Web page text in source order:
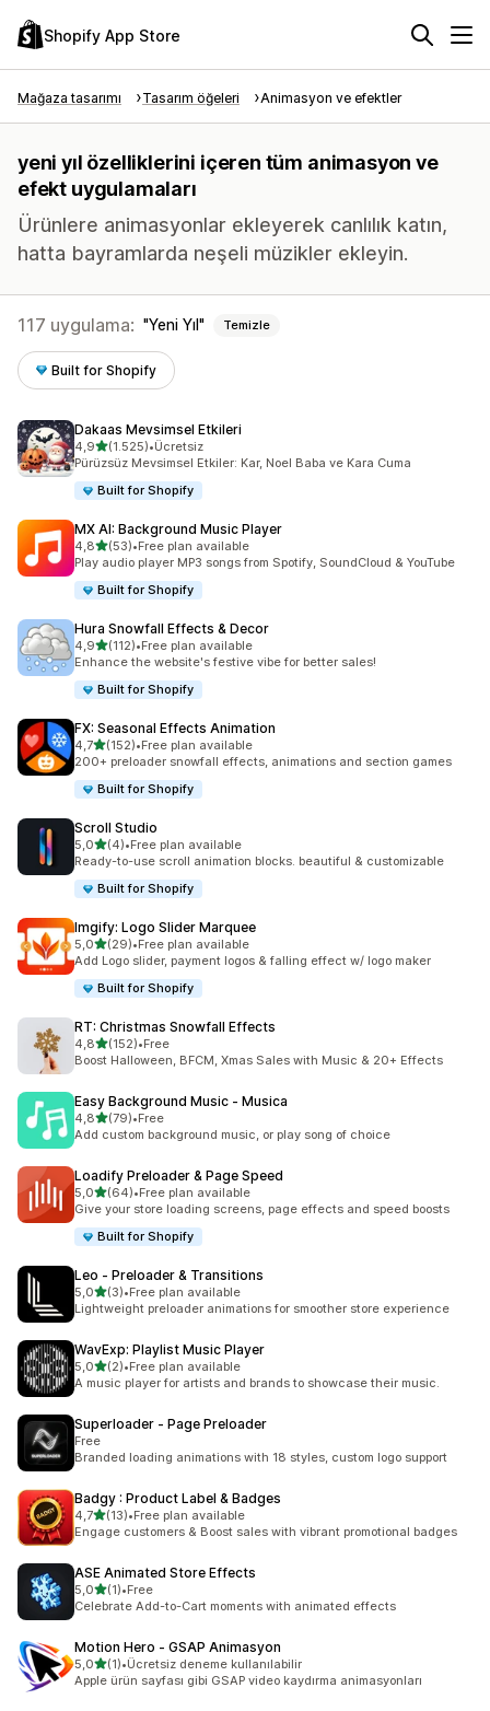
Shopify App Store
Mağaza tasarımı Tasarım öğeleri Animasyon ve efektler
yeni yıl özelliklerini içeren tüm animasyon ve
efekt uygulamaları
Ürünlere animasyonlar ekleyerek canlılık katın,
hatta bayramlarda neşeli müzikler ekleyin.
117 uygulama: Yeni Yıl Temizle
Built for Shopify
Dakaas Mevsimsel Etkileri
4,95 yıldız üzerinden
(1.525)
toplam 1525 değerlendirme
•Ücretsiz
Pürüzsüz Mevsimsel Etkiler: Kar, Noel Baba ve Kara Cuma
Built for Shopify
MX AI: Background Music Player
4,85 yıldız üzerinden
(53)
toplam 53 değerlendirme
•Free plan available
Play audio player MP3 songs from Spotify, SoundCloud & YouTube
Built for Shopify
Hura Snowfall Effects & Decor
4,95 yıldız üzerinden
(112)
toplam 112 değerlendirme
•Free plan available
Enhance the website's festive vibe for better sales!
Built for Shopify
FX: Seasonal Effects Animation
4,75 yıldız üzerinden
(152)
toplam 152 değerlendirme
•Free plan available
200+ preloader snowfall effects, animations and section games
Built for Shopify
Scroll Studio
5,05 yıldız üzerinden
(4)
toplam 4 değerlendirme
•Free plan available
Ready-to-use scroll animation blocks. beautiful & customizable
Built for Shopify
Imgify: Logo Slider Marquee
5,05 yıldız üzerinden
(29)
toplam 29 değerlendirme
•Free plan available
Add Logo slider, payment logos & falling effect w/ logo maker
Built for Shopify
RT: Christmas Snowfall Effects
4,85 yıldız üzerinden
(152)
toplam 152 değerlendirme
•Free
Boost Halloween, BFCM, Xmas Sales with Music & 20+ Effects
Easy Background Music ‑ Musica
4,85 yıldız üzerinden
(79)
toplam 79 değerlendirme
•Free
Add custom background music, or play song of choice
Loadify Preloader & Page Speed
5,05 yıldız üzerinden
(64)
toplam 64 değerlendirme
•Free plan available
Give your store loading screens, page effects and speed boosts
Built for Shopify
Leo ‑ Preloader & Transitions
5,05 yıldız üzerinden
(3)
toplam 3 değerlendirme
•Free plan available
Lightweight preloader animations for smoother store experience
WavExp: Playlist Music Player
5,05 yıldız üzerinden
(2)
toplam 2 değerlendirme
•Free plan available
A music player for artists and brands to showcase their music.
Superloader ‑ Page Preloader
Free
Branded loading animations with 18 styles, custom logo support
Badgy : Product Label & Badges
4,75 yıldız üzerinden
(13)
toplam 13 değerlendirme
•Free plan available
Engage customers & Boost sales with vibrant promotional badges
ASE Animated Store Effects
5,05 yıldız üzerinden
(1)
toplam 1 değerlendirme
•Free
Celebrate Add-to-Cart moments with animated effects
Motion Hero ‑ GSAP Animasyon
5,05 yıldız üzerinden
(1)
toplam 1 değerlendirme
•Ücretsiz deneme kullanılabilir
Apple ürün sayfası gibi GSAP video kaydırma animasyonları